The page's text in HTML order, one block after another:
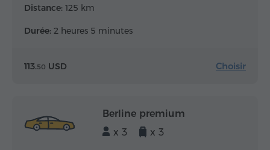
Distance: 125 km
Durée: 2 heures 5 minutes
113.50 USD Choisir
Berline premium
x 3
x 3